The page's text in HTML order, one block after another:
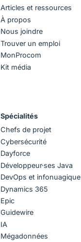
Articles et ressources
À propos
Nous joindre
Trouver un emploi
MonProcom
Kit média
Spécialités
Chefs de projet
Cybersécurité
Dayforce
Développeur·ses Java
DevOps et infonuagique
Dynamics 365
Epic
Guidewire
IA
Mégadonnées